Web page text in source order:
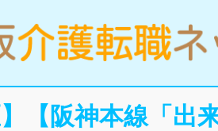
】【阪神本線「